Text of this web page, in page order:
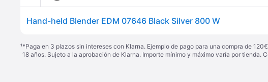
Hand-held Blender EDM 07646 Black Silver 800 W
¹*Paga en 3 plazos sin intereses con Klarna. Ejemplo de pago para una compra de
18 años. Sujeto a la aprobación de Klarna. Importe mínimo y máximo varía por tienda.